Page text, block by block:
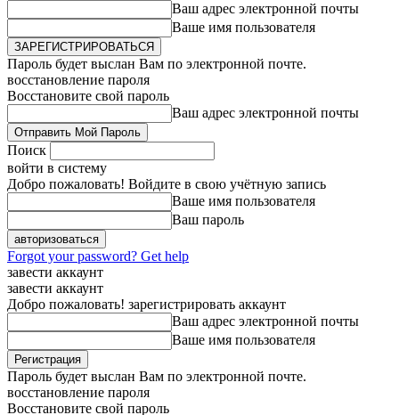
Ваш адрес электронной почты
Ваше имя пользователя
Пароль будет выслан Вам по электронной почте.
восстановление пароля
Восстановите свой пароль
Ваш адрес электронной почты
Поиск
войти в систему
Добро пожаловать! Войдите в свою учётную запись
Ваше имя пользователя
Ваш пароль
Forgot your password? Get help
завести аккаунт
завести аккаунт
Добро пожаловать! зарегистрировать аккаунт
Ваш адрес электронной почты
Ваше имя пользователя
Пароль будет выслан Вам по электронной почте.
восстановление пароля
Восстановите свой пароль